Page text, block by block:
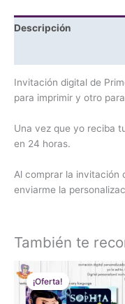
Descripción
Invitación digital de
para imprimir y otro
Una vez que yo reciba
en 24 horas.
Al comprar la invitación
enviarme la
También te
¡Oferta!
¡Oferta!
precio
original
era:
precio
actual
es: